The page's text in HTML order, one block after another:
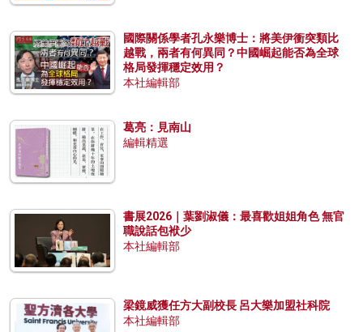
國際關係學者孔永樂博士：將美伊衝突類比
越戰，兩者有何異同？中國崛起能否為全球
格局發揮穩定效用？
本社編輯部
葛亮：見南山
編輯精選
書展2026｜葉劉淑儀：最喜歡姐姐角色 無官
職說話包袱少
本社編輯部
梁鏡威獲任方大副校長 呂大樂加盟社科院
本社編輯部